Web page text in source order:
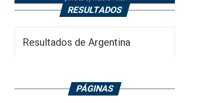
RESULTADOS
Resultados de Argentina
PÁGINAS